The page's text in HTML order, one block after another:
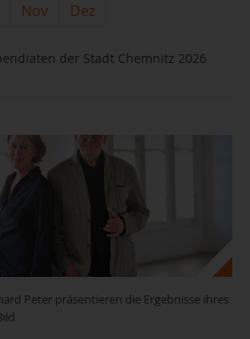
Nov Dez
der Stadt Chemnitz 2026
Peter präsentieren die Ergebnisse ihres